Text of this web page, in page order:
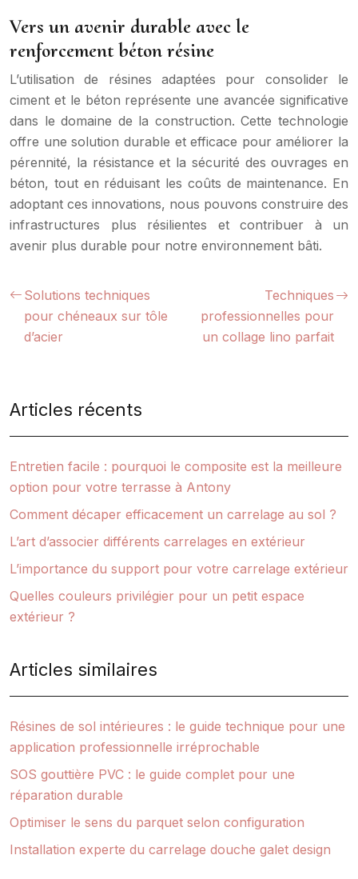
Vers un avenir durable avec le
renforcement béton résine
L’utilisation de résines adaptées pour consolider le
ciment et le béton représente une avancée significative
dans le domaine de la construction. Cette technologie
offre une solution durable et efficace pour améliorer la
pérennité, la résistance et la sécurité des ouvrages en
béton, tout en réduisant les coûts de maintenance. En
adoptant ces innovations, nous pouvons construire des
infrastructures plus résilientes et contribuer à un
avenir plus durable pour notre environnement bâti.
Solutions techniques
pour chéneaux sur tôle
d’acier
Techniques
professionnelles pour
un collage lino parfait
Articles récents
Entretien facile : pourquoi le composite est la meilleure
option pour votre terrasse à Antony
Comment décaper efficacement un carrelage au sol ?
L’art d’associer différents carrelages en extérieur
L’importance du support pour votre carrelage extérieur
Quelles couleurs privilégier pour un petit espace
extérieur ?
Articles similaires
Résines de sol intérieures : le guide technique pour une
application professionnelle irréprochable
SOS gouttière PVC : le guide complet pour une
réparation durable
Optimiser le sens du parquet selon configuration
Installation experte du carrelage douche galet design